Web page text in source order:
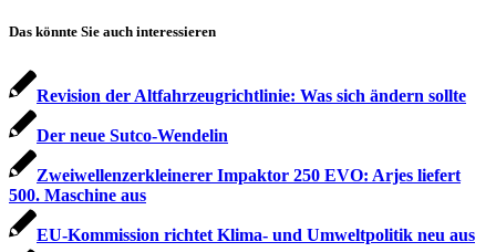
Das könnte Sie auch interessieren
Revision der Altfahrzeugrichtlinie: Was sich ändern sollte
Der neue Sutco-Wendelin
Zweiwellenzerkleinerer Impaktor 250 EVO: Arjes liefert
500. Maschine aus
EU-Kommission richtet Klima- und Umweltpolitik neu aus